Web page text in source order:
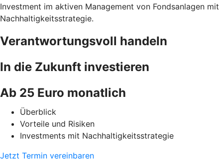
Investment im aktiven Management von Fondsanlagen mit
Nachhaltigkeitsstrategie.
Verantwortungsvoll handeln
In die Zukunft investieren
Ab 25 Euro monatlich
Überblick
Vorteile und Risiken
Investments mit Nachhaltigkeitsstrategie
Jetzt Termin vereinbaren